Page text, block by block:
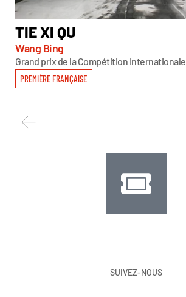
TIE XI QU
Wang Bing
Grand prix de la Compétition Internationale
PREMIÈRE FRANÇAISE
SUIVEZ-NOUS